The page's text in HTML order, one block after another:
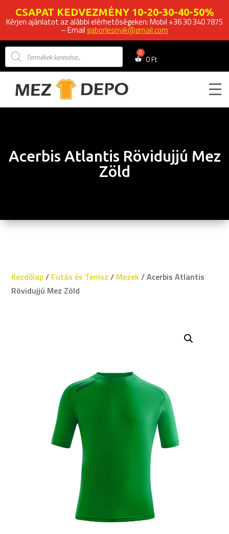
CSAPAT KEDVEZMÉNY 10-20-30-40-50%
Kérjen ajánlatot az alábbi elérhetőségeken: Mobil +36 30 340 7875
– Email gaborlesnyik@gmail.com
Products
search 0Ft
Acerbis Atlantis Rövidujjú Mez
Zöld
Kezdőlap/ Futás és Tenisz / Mezek/ Acerbis Atlantis
Rövidujjú Mez Zöld